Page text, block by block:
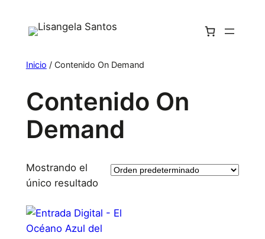
Inicio / Contenido On Demand
Contenido On
Demand
Mostrando el
único resultado